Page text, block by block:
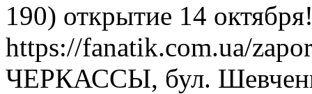
190) открытие 14
https://fanatik.com.ua/
ЧЕРКАССЫ, бул.